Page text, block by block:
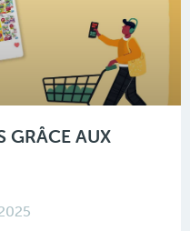
GRÂCE AUX